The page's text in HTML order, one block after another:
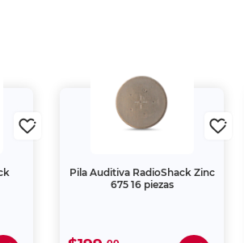
Pila Auditiva RadioShack Zinc
675 16 piezas